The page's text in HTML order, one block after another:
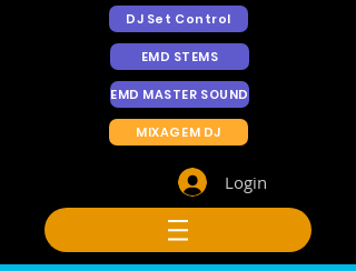
DJ Set Control
EMD STEMS
EMD MASTER SOUND
MIXAGEM DJ
Login